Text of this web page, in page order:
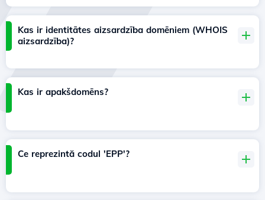
Kas ir identitātes aizsardzība domēniem (WHOIS
aizsardzība)?
Kas ir apakšdomēns?
Ce reprezintă codul 'EPP'?